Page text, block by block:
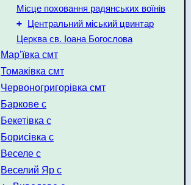
Місце поховання радянських воїнів
+
Центральний міський цвинтар
Церква св. Іоана Богослова
Мар’ївка смт
Томаківка смт
Червоногригорівка смт
Баркове с
Бекетівка с
Борисівка с
Веселе с
Веселий Яр с